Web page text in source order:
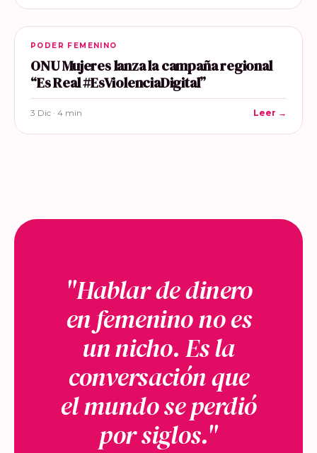
PODER FEMENINO
ONU Mujeres lanza la campaña regional
“Es Real #EsViolenciaDigital”
3 Dic · 4 min Leer →
"Hablar de dinero
en femenino no es
un nicho. Es la
conversación que
el mundo se perdió
por siglos."